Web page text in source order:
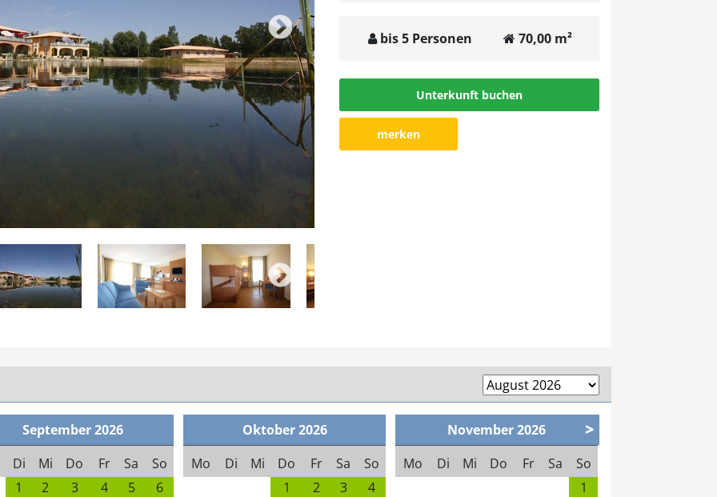
bis 5 Personen 70,00 m²
Unterkunft buchen
merken
September2026
Di Mi Do Fr Sa
So
1
2 3 4 5
6
Oktober2026
Mo
Di Mi Do Fr Sa
So
1
2 3
4
November2026
Mo
Di Mi Do Fr Sa
So
1
>